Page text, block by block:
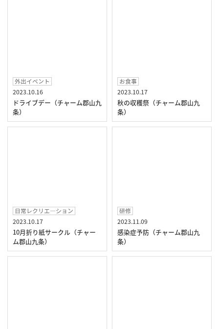
外出イベント
2023.10.16
ドライブデー（チャーム郡山九
条）
お食事
2023.10.17
秋の収穫祭（チャーム郡山九
条）
日常レクリエ―ション
2023.10.17
10月折り紙サークル（チャー
ム郡山九条）
研修
2023.11.09
感染症予防（チャーム郡山九
条）